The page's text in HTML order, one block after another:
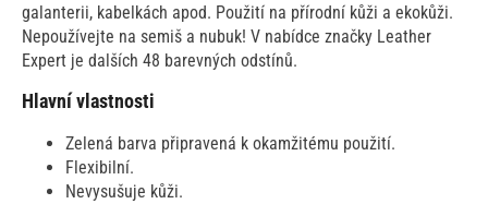
galanterii, kabelkách apod. Použití na přírodní kůži a ekokůži.
Nepoužívejte na semiš a nubuk! V nabídce značky Leather
Expert je dalších 48 barevných odstínů.
Hlavní vlastnosti
Zelená barva připravená k okamžitému použití.
Flexibilní.
Nevysušuje kůži.